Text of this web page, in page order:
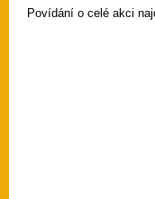
Povídání o celé akci